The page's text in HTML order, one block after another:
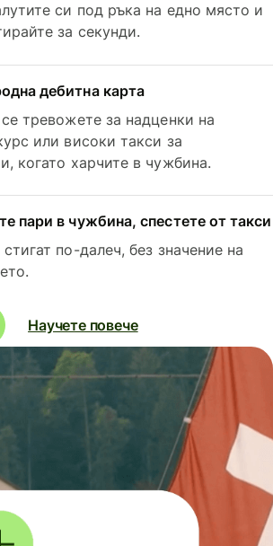
си под ръка на едно място и
за секунди.
дебитна карта
тревожете за надценки на
или високи такси за
когато харчите в чужбина.
пари в чужбина, спестете от такси
по-далеч, без значение на
Научете повече